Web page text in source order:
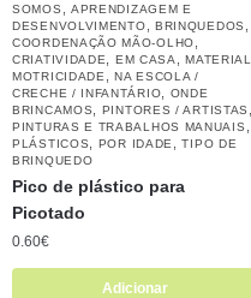
SOMOS
APRENDIZAGEM E
DESENVOLVIMENTO
BRINQUEDOS
COORDENAÇÃO MÃO-OLHO
CRIATIVIDADE EM CASA ,MATERIAL
MOTRICIDADE ,NA ESCOLA /
CRECHE / INFANTÁRIO
ONDE
BRINCAMOS
PINTORES / ARTISTAS
PINTURAS E TRABALHOS MANUAIS
PLÁSTICOS POR IDADE ,TIPO DE
BRINQUEDO
Pico de plástico para
Picotado
0.60€
Adicionar